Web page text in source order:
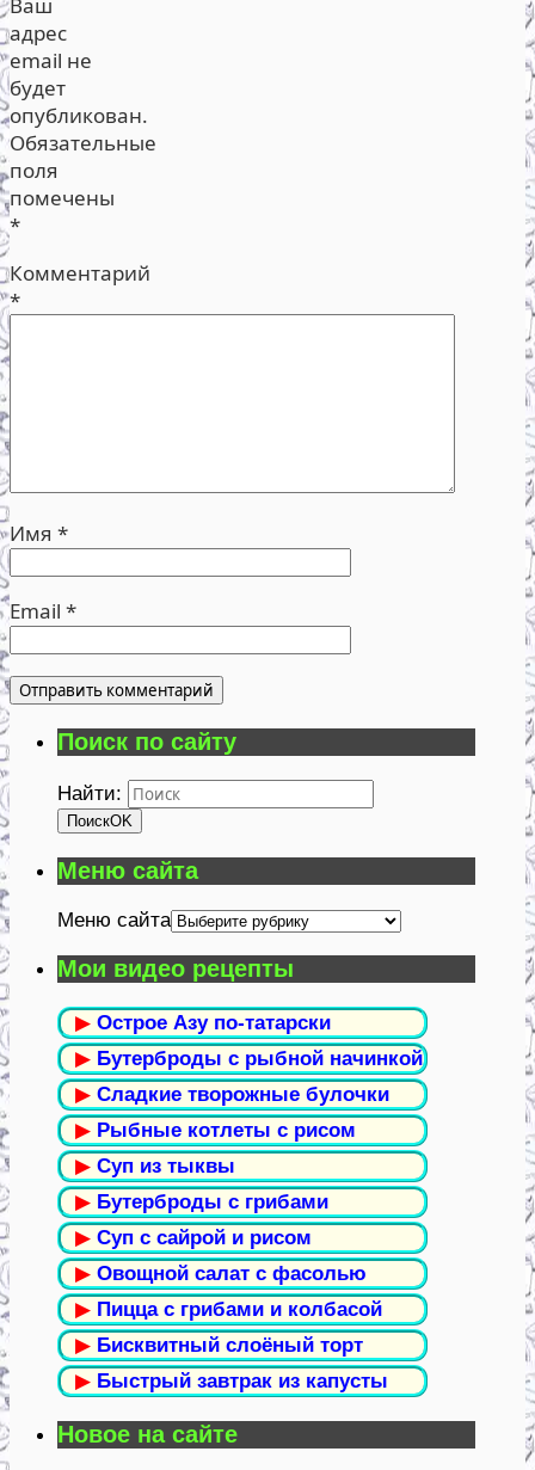
адрес
email не
будет
опубликован.
Обязательные
поля
помечены
*
Комментарий
*
Имя *
Email *
Поиск по сайту
Найти:
ПоискOK
Меню сайта
Меню сайта
Мои видео рецепты
▶ Острое Азу по-татарски
▶ Бутерброды с рыбной начинкой
▶ Сладкие творожные булочки
▶ Рыбные котлеты с рисом
▶ Суп из тыквы
▶ Бутерброды с грибами
▶ Суп с сайрой и рисом
▶ Овощной салат с фасолью
▶ Пицца с грибами и колбасой
▶ Бисквитный слоёный торт
▶ Быстрый завтрак из капусты
Новое на сайте